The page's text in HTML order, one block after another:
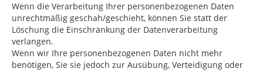
Wenn die Verarbeitung Ihrer personenbezogenen Daten
unrechtmäßig geschah/geschieht, können Sie statt der
Löschung die Einschränkung der Datenverarbeitung
verlangen.
Wenn wir Ihre personenbezogenen Daten nicht mehr
benötigen, Sie sie jedoch zur Ausübung, Verteidigung oder